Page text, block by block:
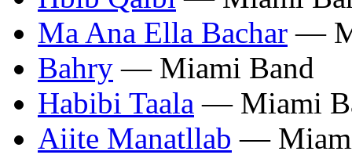
Ma Ana Ella Bachar —
Bahry — Miami Band
Habibi Taala — Miami
Aiite Manatllab —